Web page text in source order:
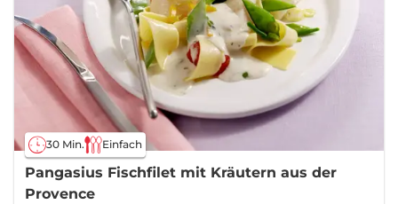
30 Min. Einfach
Pangasius Fischfilet mit Kräutern aus der
Provence